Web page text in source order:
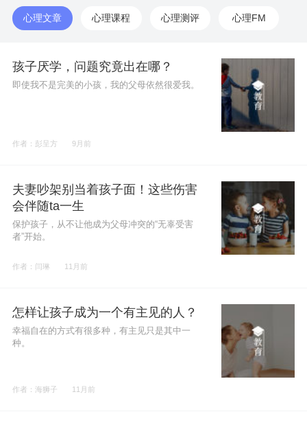
心理文章 心理课程 心理测评 心理FM
孩子厌学，问题究竟出在哪？
即使我不是完美的小孩，我的父母依然很爱我。
作者：彭呈方 9月前
夫妻吵架别当着孩子面！这些伤害
会伴随ta一生
保护孩子，从不让他成为父母冲突的“无辜受害
者”开始。
作者：闫琳 11月前
怎样让孩子成为一个有主见的人？
幸福自在的方式有很多种，有主见只是其中一
种。
作者：海狮子 11月前